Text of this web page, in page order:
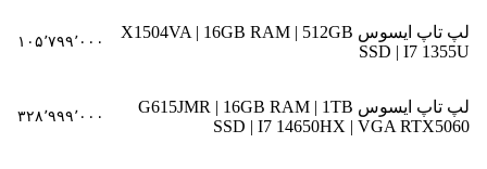
لپ تاپ ایسوس X1504VA | 16GB RAM | 512GB
SSD | I7 1355U
۱۰۵٬۷۹۹٬۰۰۰
لپ تاپ ایسوس G615JMR | 16GB RAM | 1TB
SSD | I7 14650HX | VGA RTX5060
۳۲۸٬۹۹۹٬۰۰۰